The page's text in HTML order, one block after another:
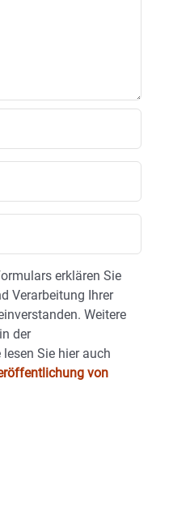
erklären Sie
Verarbeitung Ihrer
Weitere
der
lesen Sie hier auch
von